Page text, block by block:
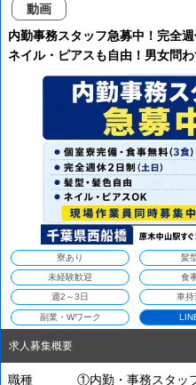
動画
内勤事務スタッフ急募中！完全
ネイル・ピアスも自由！男女問
たらしく働ける環境がここにあ
寮】【体入OK】
寮あり 髪
未経験歓迎 食
週2～3日 車持
副業・Wワーク
求人募集概要
職種 ①内勤・事務スタッ